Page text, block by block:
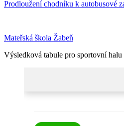
Prodloužení chodníku k autobusové
Mateřská škola Žabeň
Výsledková tabule pro sportovní halu